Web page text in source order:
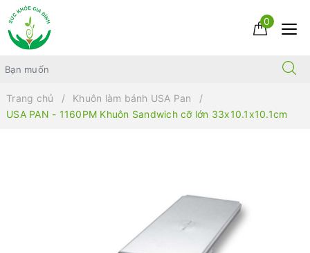
0
Trang chủ
Khuôn làm bánh USA Pan
USA PAN - 1160PM Khuôn Sandwich cỡ lớn 33x10.1x10.1cm